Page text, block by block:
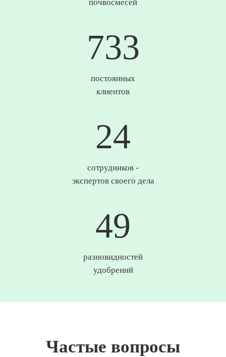
почвосмесей
744
постоянных
клиентов
25
сотрудников -
экспертов своего дела
50
разновидностей
удобрений
Частые вопросы